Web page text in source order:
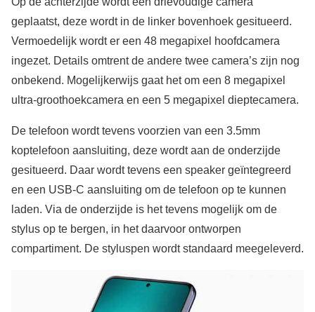
geplaatst, deze wordt in de linker bovenhoek gesitueerd.
Vermoedelijk wordt er een 48 megapixel hoofdcamera
ingezet. Details omtrent de andere twee camera’s zijn nog
onbekend. Mogelijkerwijs gaat het om een 8 megapixel
ultra-groothoekcamera en een 5 megapixel dieptecamera.
De telefoon wordt tevens voorzien van een 3.5mm
koptelefoon aansluiting, deze wordt aan de onderzijde
gesitueerd. Daar wordt tevens een speaker geïntegreerd
en een USB-C aansluiting om de telefoon op te kunnen
laden. Via de onderzijde is het tevens mogelijk om de
stylus op te bergen, in het daarvoor ontworpen
compartiment. De styluspen wordt standaard meegeleverd.